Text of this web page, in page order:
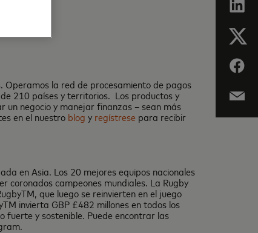
la red de procesamiento de pagos
210 países y territorios. Los productos y
un negocio y manejar finanzas – sean más
en el nuestro blog y regístrese para recibir
en Asia. Los 20 mejores equipos nacionales
coronados campeones mundiales. La Rugby
que luego se reinvierten en el juego
invierta GBP £482 millones en todos los
fuerte y sostenible. Puede encontrar las